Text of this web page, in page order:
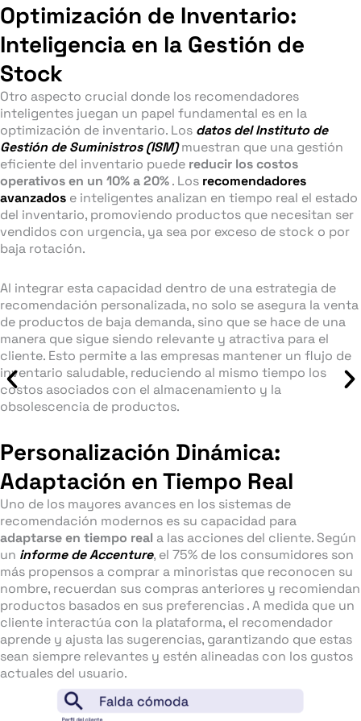
Optimización de Inventario:
Inteligencia en la Gestión de
Stock
Otro aspecto crucial donde los recomendadores
inteligentes juegan un papel fundamental es en la
optimización de inventario. Los datos del Instituto de
Gestión de Suministros (ISM)muestran que una gestión
eficiente del inventario puede reducir los costos
operativos en un 10% a 20%. Los recomendadores
avanzados e inteligentes analizan en tiempo real el estado
del inventario, promoviendo productos que necesitan ser
vendidos con urgencia, ya sea por exceso de stock o por
baja rotación.
Al integrar esta capacidad dentro de una estrategia de
recomendación personalizada, no solo se asegura la venta
de productos de baja demanda, sino que se hace de una
manera que sigue siendo relevante y atractiva para el
cliente. Esto permite a las empresas mantener un flujo de
inventario saludable, reduciendo al mismo tiempo los
costos asociados con el almacenamiento y la
obsolescencia de productos.
Personalización Dinámica:
Adaptación en Tiempo Real
Uno de los mayores avances en los sistemas de
recomendación modernos es su capacidad para
adaptarse en tiempo real a las acciones del cliente. Según
un informe de Accenture, el 75% de los consumidores son
más propensos a comprar a minoristas que reconocen su
nombre, recuerdan sus compras anteriores y recomiendan
productos basados en sus preferencias . A medida que un
cliente interactúa con la plataforma, el recomendador
aprende y ajusta las sugerencias, garantizando que estas
sean siempre relevantes y estén alineadas con los gustos
actuales del usuario.